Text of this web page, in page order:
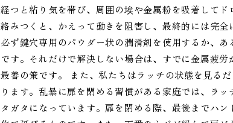
経つと粘り気を帯び、周囲の埃や金属粉を吸着して
絡みつくと、かえって動きを阻害し、最終的には完
必ず鍵穴専用のパウダー状の潤滑剤を使用するか、
です。それだけで解決しない場合は、すでに金属疲
最善の策です。 また、私たちはラッチの状態を見る
ります。乱暴に扉を閉める習慣がある家庭では、ラ
タガタになっています。扉を閉める際、最後までハ